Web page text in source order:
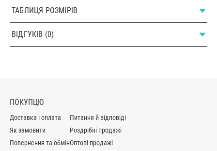
ТАБЛИЦЯ РОЗМІРІВ
ВІДГУКІВ (0)
ПОКУПЦЮ
Доставка і оплата
Як замовити
Повернення та обмін
Питання й відповіді
Роздрібні продажі
Оптові продажі